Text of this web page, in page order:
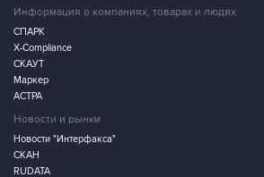
Информация о компаниях, товарах и людях
СПАРК
X-Compliance
СКАУТ
Маркер
АСТРА
Новости и рынки
Новости "Интерфакса"
СКАН
RUDATA